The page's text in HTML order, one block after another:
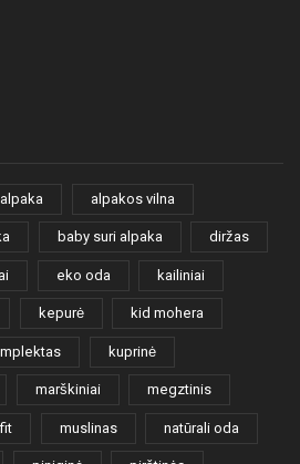
alpaka alpakos vilna
baby suri alpaka diržas
eko oda kailiniai
kepurė kid mohera
kuprinė
marškiniai megztinis
muslinas natūrali oda